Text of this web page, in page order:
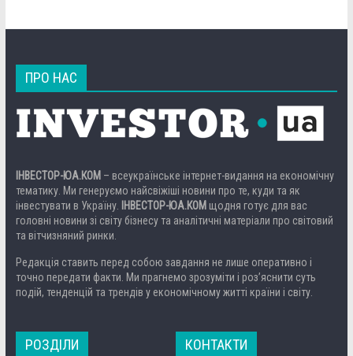
ПРО НАС
ІНВЕСТОР-ЮА.КОМ – всеукраїнське інтернет-видання на економічну
тематику. Ми генеруємо найсвіжіші новини про те, куди та як
інвестувати в Україну.
ІНВЕСТОР-ЮА.КОМ щодня готує для вас
головні новини зі світу бізнесу та аналітичні матеріали про світовий
та вітчизняний ринки.
Редакція ставить перед собою завдання не лише оперативно і
точно передати факти. Ми прагнемо зрозуміти і роз’яснити суть
подій, тенденцій та трендів у економічному житті країни і світу.
РОЗДІЛИ КОНТАКТИ